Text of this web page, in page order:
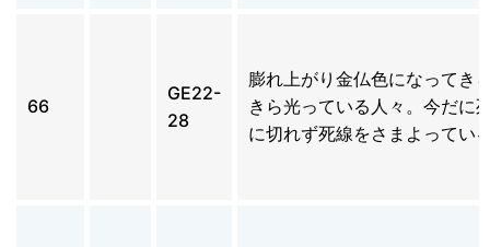
66
GE22-
28
膨れ上がり金仏色になってき
きら光っている人々。今だに
に切れず死線をさまよってい